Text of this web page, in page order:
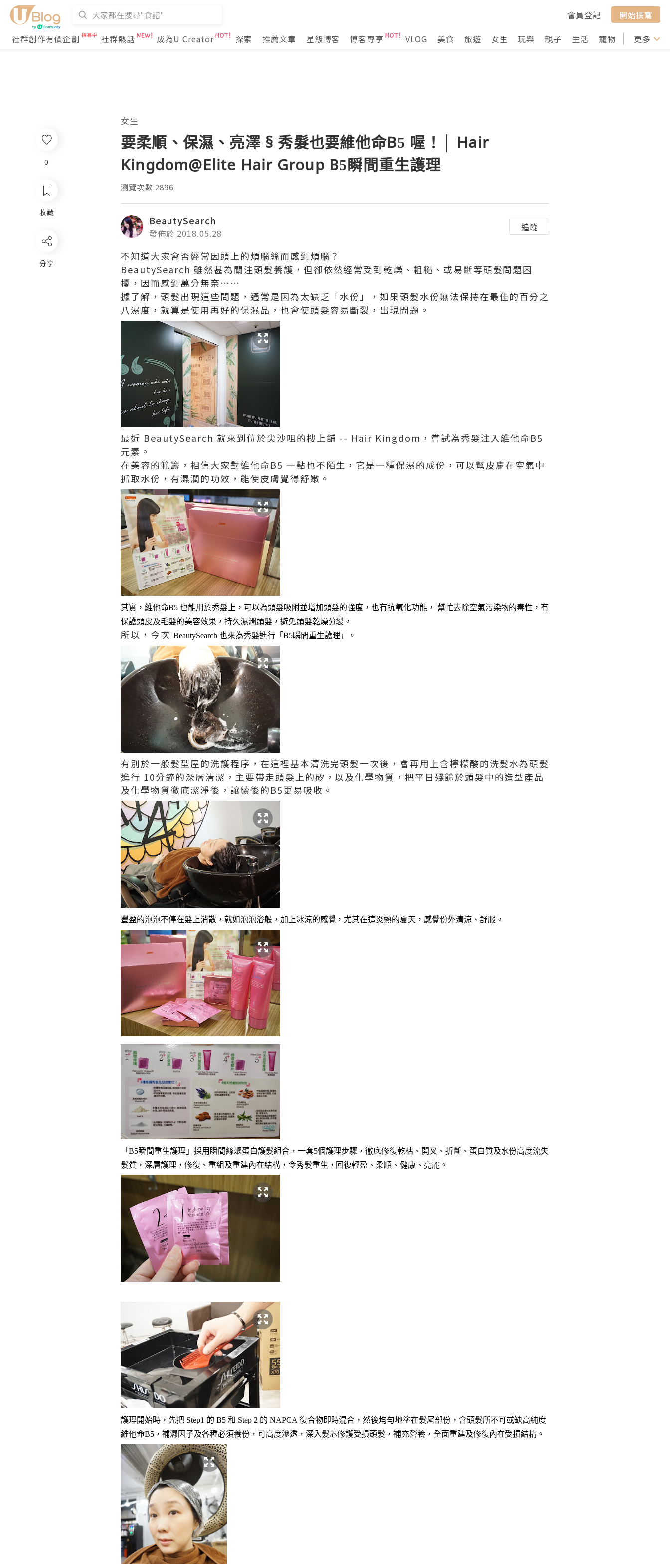
會員登記
開始撰寫
社群創作有價企劃
社群熱話 成為U Creator 探索 推薦文章 星級博客 博客專享 VLOG 美食 旅遊 女生 玩樂 親子 生活 寵物 行山 打卡
更多
0
收藏
分享
女生
要柔順、保濕、亮澤 § 秀髮也要維他命B5 喔！│ Hair
Kingdom@Elite Hair Group B5瞬間重生護理
瀏覽次數:2896
BeautySearch
發佈於 2018.05.28
追蹤
不知道大家會否經常因頭上的煩腦絲而感到煩腦？
BeautySearch 雖然甚為關注頭髮養護，但卻依然經常受到乾燥、粗糙、或易斷等頭髮問題困
擾，因而感到萬分無奈……
據了解，頭髮出現這些問題，通常是因為太缺乏「水份」，如果頭髮水份無法保持在最佳的百分之
八濕度，就算是使用再好的保濕品，也會使頭髮容易斷裂，出現問題。
最近 BeautySearch 就來到位於尖沙咀的樓上舖 -- Hair Kingdom，嘗試為秀髮注入維他命B5
元素。
在美容的範籌，相信大家對維他命B5 一點也不陌生，它是一種保濕的成份，可以幫皮膚在空氣中
抓取水份，有濕潤的功效，能使皮膚覺得舒嫩。
其實，維他命B5 也能用於秀髮上，可以為頭髮吸附並增加頭髮的強度，也有抗氧化功能， 幫忙去除空氣污染物的毒性，有
保護頭皮及毛髮的美容效果，持久濕潤頭髮，避免頭髮乾燥分裂。
所以，今次 BeautySearch 也來為秀髮進行「B5瞬間重生護理」。
有別於一般髮型屋的洗護程序，在這裡基本清洗完頭髮一次後，會再用上含檸檬酸的洗髮水為頭髮
進行 10分鐘的深層清潔，主要帶走頭髮上的矽，以及化學物質，把平日殘餘於頭髮中的造型產品
及化學物質徹底潔淨後，讓續後的B5更易吸收。
豐盈的泡泡不停在髮上消散，就如泡泡浴般，加上冰涼的感覺，尤其在這炎熱的夏天，感覺份外清涼、舒服。
「B5瞬間重生護理」採用瞬間絲聚蛋白護髮組合，一套5個護理步驟，徹底修復乾枯、開叉、折斷、蛋白質及水份高度流失
髮質，深層護理，修復、重組及重建內在結構，令秀髮重生，回復輕盈、柔順、健康、亮麗。
護理開始時，先把 Step1 的 B5 和 Step 2 的 NAPCA 復合物即時混合，然後均勻地塗在髮尾部份，含頭髮所不可或缺高純度
維他命B5，補濕因子及各種必須養份，可高度滲透，深入髮芯修護受損頭髮，補充營養，全面重建及修復內在受損結構。